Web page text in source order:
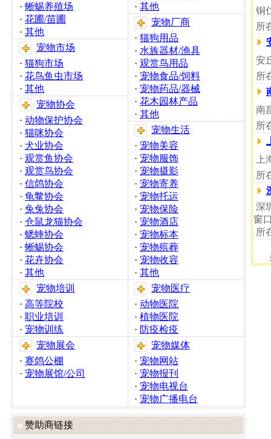
· 蜥蜴养殖场
· 花圃/苗圃
· 其他
宠物市场
· 猫狗市场
· 花鸟鱼虫市场
· 其他
宠物协会
· 动物保护协会
· 猫咪协会
· 犬业协会
· 观赏鱼协会
· 观赏鸟协会
· 信鸽协会
· 龟鳖协会
· 兔兔协会
· 仓鼠龙猫协会
· 蟋蟀协会
· 蜥蜴协会
· 花卉协会
· 其他
宠物培训
· 高等院校
· 职业培训
· 宠物训练
宠物展会
· 赛鸽公棚
· 宠物展馆/公司
· 其他
宠物厂商
· 猫狗用品
· 水族器材/渔具
· 观赏鸟用品
· 宠物食品/饲料
· 宠物药品/器械
· 花木园林产品
· 其他
宠物生活
· 宠物美容
· 宠物服饰
· 宠物摄影
· 宠物寄养
· 宠物托运
· 宠物保险
· 宠物酒店
· 宠物标本
· 宠物殡葬
· 宠物收容
· 其他
宠物医疗
· 动物医院
· 植物医院
· 防疫检疫
宠物媒体
· 宠物网站
· 宠物报刊
· 宠物电视台
· 宠物广播电台
赞助商链接
铜
所
安
所
南
所
上
所
深
窗
所